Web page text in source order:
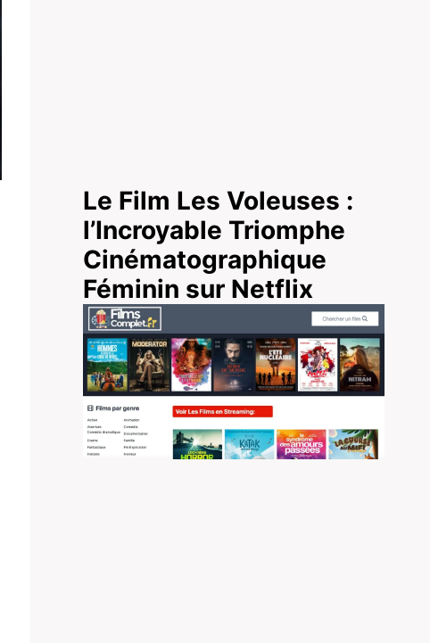
Le Film Les Voleuses :
l’Incroyable Triomphe
Cinématographique
Féminin sur Netflix